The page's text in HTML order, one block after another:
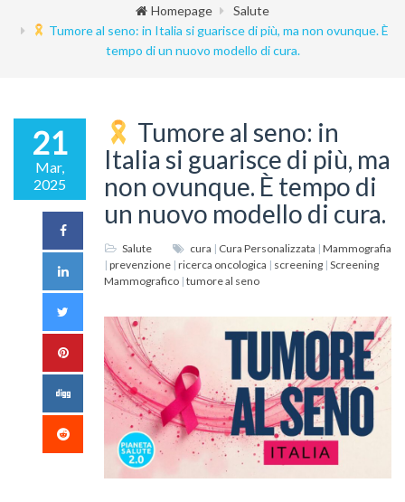
Homepage
Salute
Tumore al seno: in Italia si guarisce di più, ma non ovunque. È
tempo di un nuovo modello di cura.
21
Mar,
2025
Tumore al seno: in
Italia si guarisce di più, ma
non ovunque. È tempo di
un nuovo modello di cura.
Salute cura | Cura Personalizzata | Mammografia
| prevenzione | ricerca oncologica | screening | Screening
Mammografico | tumore al seno